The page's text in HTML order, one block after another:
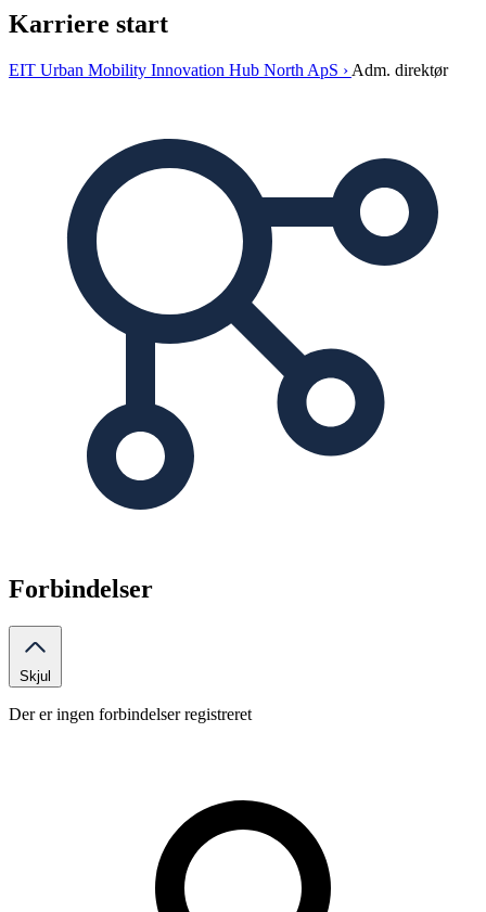
Karriere start
EIT Urban Mobility Innovation Hub North ApS › Adm. direktør
Forbindelser
Skjul
Der er ingen forbindelser registreret